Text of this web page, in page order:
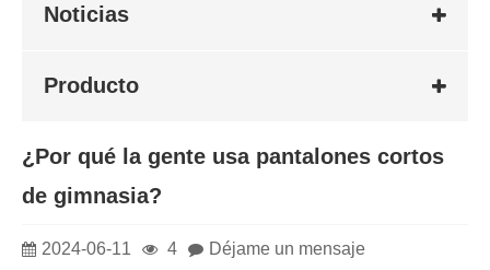
Noticias
Producto
¿Por qué la gente usa pantalones cortos
de gimnasia?
2024-06-11 4 Déjame un mensaje